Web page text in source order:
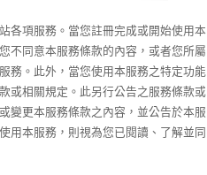
各項服務。當您註冊完成或開始使用本
不同意本服務條款的內容，或者您所屬
務。此外，當您使用本服務之特定功能
或相關規定。此另行公告之服務條款或
變更本服務條款之內容，並公告於本服
用本服務，則視為您已閱讀、了解並同